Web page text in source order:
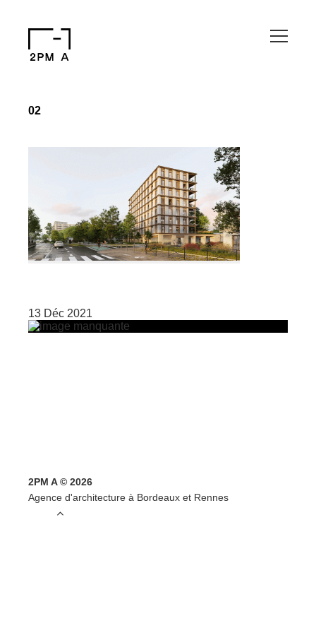
02
13 Déc 2021
2PM A © 2026
Agence d'architecture à Bordeaux et Rennes
